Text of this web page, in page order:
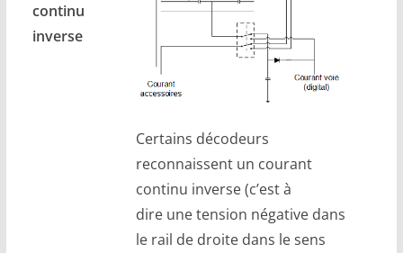
continu
inverse
Certains décodeurs
reconnaissent un courant
continu inverse (c’est à
dire une tension négative dans
le rail de droite dans le sens